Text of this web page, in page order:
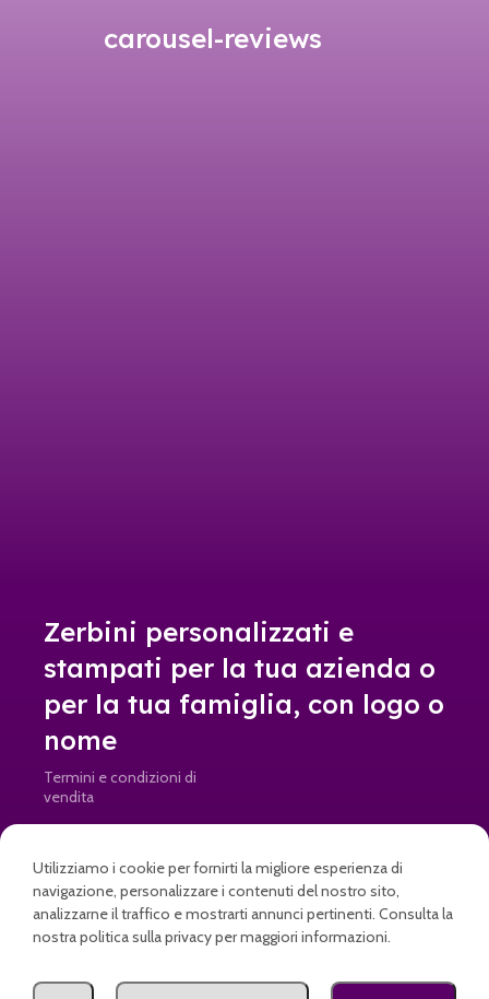
carousel-reviews
Zerbini personalizzati e
stampati per la tua azienda o
per la tua famiglia, con logo o
nome
Termini e condizioni di
vendita
info@doormad.it • Partita IVA: IT04645820269
Utilizziamo i cookie per fornirti la migliore esperienza di
navigazione, personalizzare i contenuti del nostro sito,
analizzarne il traffico e mostrarti annunci pertinenti. Consulta la
nostra politica sulla privacy per maggiori informazioni.